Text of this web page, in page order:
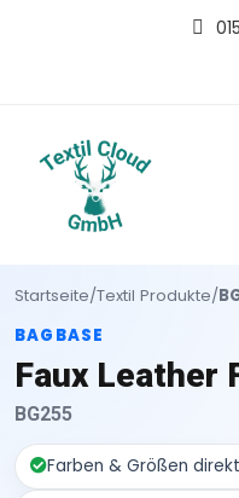
Startseite/Textil Produkte/
BAGBASE
Faux Leather
BG255
Farben & Größen